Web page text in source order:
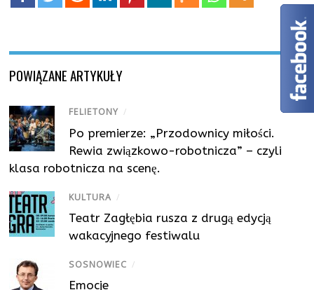
POWIĄZANE ARTYKUŁY
FELIETONY /
Po premierze: „Przodownicy miłości.
Rewia związkowo-robotnicza” – czyli
klasa robotnicza na scenę.
KULTURA /
Teatr Zagłębia rusza z drugą edycją
wakacyjnego festiwalu
SOSNOWIEC /
Emocje